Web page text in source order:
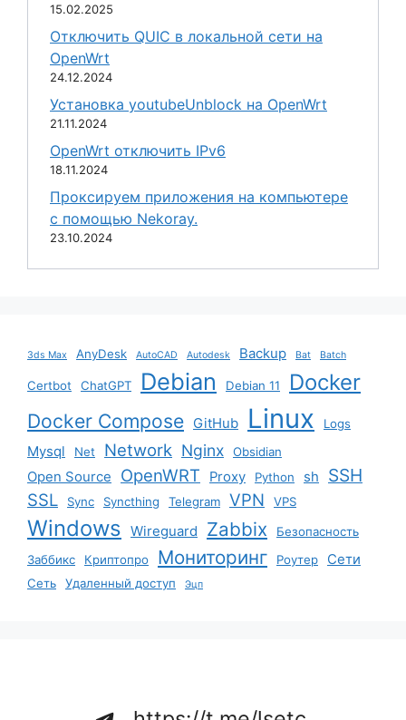
15.02.2025
Отключить QUIC в локальной сети на
OpenWrt
24.12.2024
Установка youtubeUnblock на OpenWrt
21.11.2024
OpenWrt отключить IPv6
18.11.2024
Проксируем приложения на компьютере
с помощью Nekoray.
23.10.2024
3ds Max AnyDesk AutoCAD Autodesk Backup Bat Batch
Certbot ChatGPT Debian Debian 11 Docker
Docker Compose GitHub Linux Logs
Mysql Net Network Nginx Obsidian
Open Source OpenWRT Proxy Python sh SSH
SSL Sync Syncthing Telegram VPN VPS
Windows Wireguard Zabbix
Безопасность
Заббикс
Криптопро Мониторинг Роутер Сети
Сеть Удаленный доступ Эцп